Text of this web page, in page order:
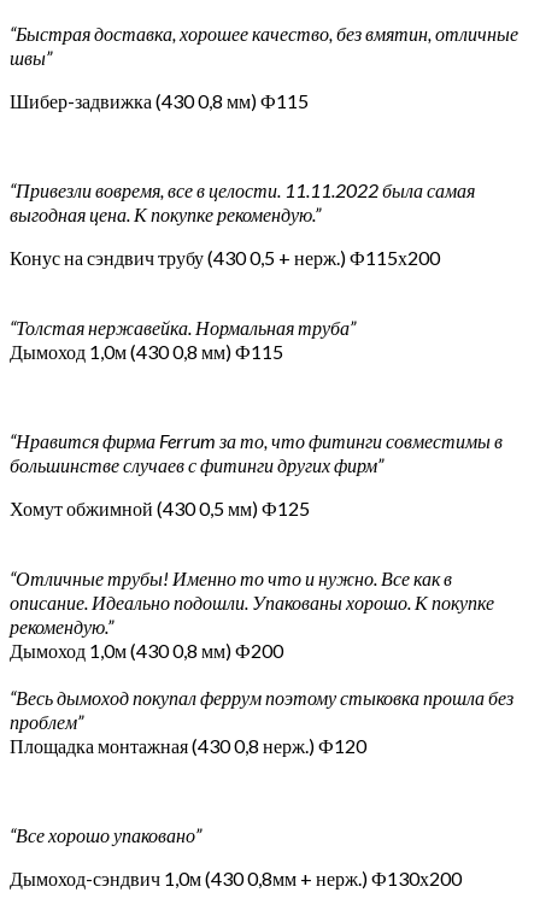
“Быстрая доставка, хорошее качество, без вмятин, отличные
швы”
Шибер-задвижка (430 0,8 мм) Ф115
“Привезли вовремя, все в целости. 11.11.2022 была самая
выгодная цена. К покупке рекомендую.”
Конус на сэндвич трубу (430 0,5 + нерж.) Ф115х200
“Толстая нержавейка. Нормальная труба”
Дымоход 1,0м (430 0,8 мм) Ф115
“Нравится фирма Ferrum за то, что фитинги совместимы в
большинстве случаев с фитинги других фирм”
Хомут обжимной (430 0,5 мм) Ф125
“Отличные трубы! Именно то что и нужно. Все как в
описание. Идеально подошли. Упакованы хорошо. К покупке
рекомендую.”
Дымоход 1,0м (430 0,8 мм) Ф200
“Весь дымоход покупал феррум поэтому стыковка прошла без
проблем”
Площадка монтажная (430 0,8 нерж.) Ф120
“Все хорошо упаковано”
Дымоход-сэндвич 1,0м (430 0,8мм + нерж.) Ф130х200